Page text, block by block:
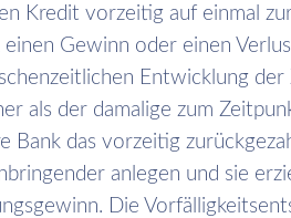
Kredit vorzeitig auf einmal
Gewinn oder einen
Entwicklung der
als der damalige zum
Bank das vorzeitig
anlegen und sie
Die